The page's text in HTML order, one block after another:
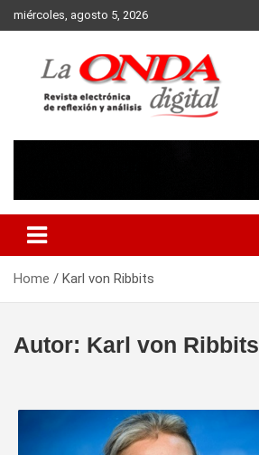
to
miércoles, agosto 5, 2026
Home Karl von Ribbits
Autor: Karl von Ribbits